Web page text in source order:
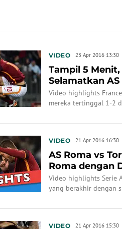
VIDEO 23 Apr 2016 13:30
Tampil 5
Selamatkan AS
Video highlights
mereka tertinggal 1-2
VIDEO 21 Apr 2016 16:30
AS Roma vs
Roma dengan
Video highlights Serie
yang berakhir dengan
VIDEO 21 Apr 2016 15:30